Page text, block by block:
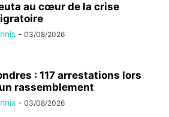
au cœur de la crise
- 03/08/2026
: 117 arrestations lors
rassemblement
- 03/08/2026